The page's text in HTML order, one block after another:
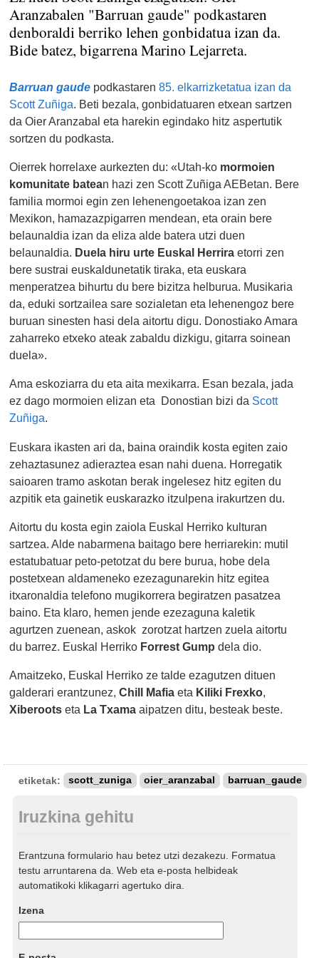
Aranzabalen "Barruan gaude" podkastaren
denboraldi berriko lehen gonbidatua izan da.
Bide batez, bigarrena Marino Lejarreta.
Barruan gaude podkastaren85. elkarrizketatua izan da
Scott Zuñiga. Beti bezala, gonbidatuaren etxean sartzen
da Oier Aranzabal eta harekin egindako hitz aspertutik
sortzen du podkasta.
Oierrek horrelaxe aurkezten du: «Utah-ko mormoien
komunitate batean hazi zen Scott Zuñiga AEBetan. Bere
familia mormoi egin zen lehenengoetakoa izan zen
Mexikon, hamazazpigarren mendean, eta orain bere
belaunaldia izan da eliza alde batera utzi duen
belaunaldia. Duela hiru urte Euskal Herrira etorri zen
bere sustrai euskaldunetatik tiraka, eta euskara
menperatzea bihurtu du bere bizitza helburua. Musikaria
da, eduki sortzailea sare sozialetan eta lehenengoz bere
buruan sinesten hasi dela aitortu digu. Donostiako Amara
zaharreko etxeko ateak zabaldu dizkigu, gitarra soinean
duela».
Ama eskoziarra du eta aita mexikarra. Esan bezala, jada
ez dago mormoien elizan eta Donostian bizi da Scott
Zuñiga.
Euskara ikasten ari da, baina oraindik kosta egiten zaio
zehaztasunez adieraztea esan nahi duena. Horregatik
saioaren tramo askotan berak ingelesez hitz egiten du
azpitik eta gainetik euskarazko itzulpena irakurtzen du.
Aitortu du kosta egin zaiola Euskal Herriko kulturan
sartzea. Alde nabarmena baitago bere herriarekin: mutil
estatubatuar peto-petotzat du bere burua, hobe dela
postetxean aldameneko ezezagunarekin hitz egitea
itxaronaldia telefono mugikorrera begiratzen pasatzea
baino. Eta klaro, hemen jende ezezaguna kaletik
agurtzen zuenean, askok zorotzat hartzen zuela aitortu
du barrez. Euskal Herriko Forrest Gump dela dio.
Amaitzeko, Euskal Herriko ze talde ezagutzen dituen
galderari erantzunez,Chill Mafia eta Kiliki Frexko,
Xiberoots eta La Txama aipatzen ditu, besteak beste.
etiketak: scott_zuniga oier_aranzabal barruan_gaude
Iruzkina gehitu
Erantzuna formulario hau betez utzi dezakezu. Formatua
testu arruntarena da. Web eta e-posta helbideak
automatikoki klikagarri agertuko dira.
Izena